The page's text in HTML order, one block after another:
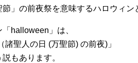
」の前夜祭を意味するハロウィン
halloween」は、
諸聖人の日 (万聖節) の前夜)」
もあります。